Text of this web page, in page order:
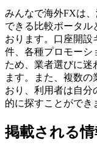
みんなで海外FXは
できる比較ポータル
おります。口座開設
件、各種プロモーシ
ため、業者選びに迷
ます。また、複数
おり、利用者は自分
的に探すことができ
掲載される